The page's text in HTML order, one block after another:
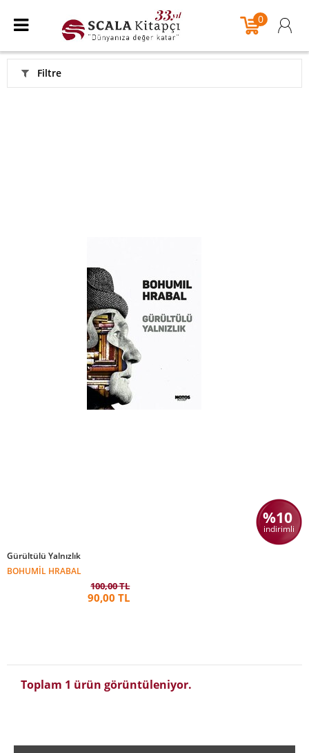
0
Filtre
%10
indirimli
Gürültülü Yalnızlık
BOHUMIL HRABAL
100,00 TL
90,00 TL
Toplam 1 ürün görüntüleniyor.